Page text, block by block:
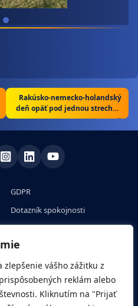
zlepšenie vášho zážitku z
reklám alebo
Kliknutím na "Prijať
Rakúsko-nemecko-holandský
deň opäť pod jednou strechou
»
GDPR
Dotazník spokojnosti
Veľtrhy práce v Európe
Pracovné ponuky na európskom